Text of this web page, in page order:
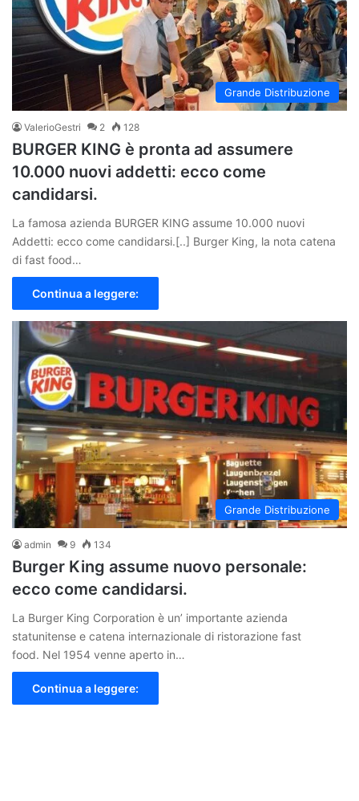
Grande Distribuzione
ValerioGestri 2 128
BURGER KING è pronta ad assumere
10.000 nuovi addetti: ecco come
candidarsi.
La famosa azienda BURGER KING assume 10.000 nuovi
Addetti: ecco come candidarsi.[..] Burger King, la nota catena
di fast food…
Continua a leggere:
Grande Distribuzione
admin 9 134
Burger King assume nuovo personale:
ecco come candidarsi.
La Burger King Corporation è un’ importante azienda
statunitense e catena internazionale di ristorazione fast
food. Nel 1954 venne aperto in…
Continua a leggere: